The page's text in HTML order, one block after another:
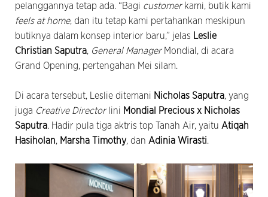
pelanggannya tetap ada. “Bagi customer kami, butik kami
feels at home, dan itu tetap kami pertahankan meskipun
butiknya dalam konsep interior baru,” jelas Leslie
Christian Saputra, General ManagerMondial, di acara
Grand Opening, pertengahan Mei silam.
Di acara tersebut, Leslie ditemani Nicholas Saputra, yang
juga Creative Directorlini Mondial Precious x Nicholas
Saputra. Hadir pula tiga aktris top Tanah Air, yaitu Atiqah
Hasiholan, Marsha Timothy, dan Adinia Wirasti.